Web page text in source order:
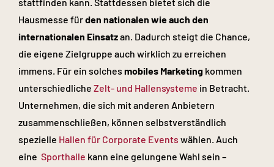
stattfinden kann. Stattdessen bietet sich die
Hausmesse fürden nationalen wie auch den
internationalen Einsatzan. Dadurch steigt die Chance,
die eigene Zielgruppe auch wirklich zu erreichen
immens. Für ein solches mobiles Marketing kommen
unterschiedliche Zelt- und Hallensysteme in Betracht.
Unternehmen, die sich mit anderen Anbietern
zusammenschließen, können selbstverständlich
spezielle Hallen für Corporate Events wählen. Auch
eine Sporthalle kann eine gelungene Wahl sein –